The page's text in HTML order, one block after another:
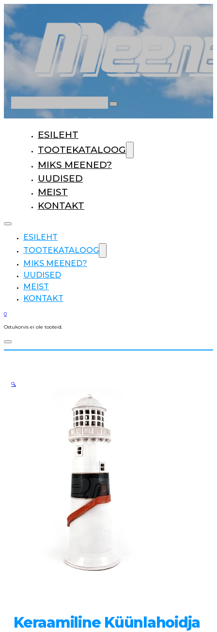
ESILEHT
TOOTEKATALOOG
MIKS MEENED?
UUDISED
MEIST
KONTAKT
ESILEHT
TOOTEKATALOOG
MIKS MEENED?
UUDISED
MEIST
KONTAKT
0
Ostukorvis ei ole tooteid.
Keraamiline Küünlahoidja
🔍